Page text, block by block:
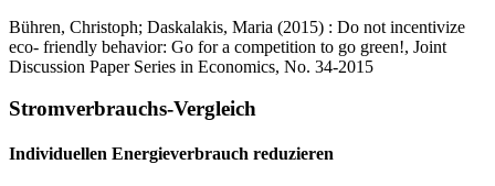
Bühren, Christoph; Daskalakis, Maria (2015) : Do not incentivize
eco- friendly behavior: Go for a competition to go green!, Joint
Discussion Paper Series in Economics, No. 34-2015
Stromverbrauchs-Vergleich
Individuellen Energieverbrauch reduzieren